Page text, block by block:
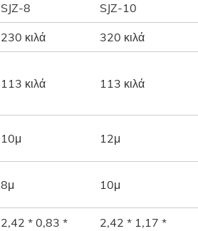
SJZ-8 SJZ-10
230 κιλά 320 κιλά
113 κιλά 113 κιλά
10μ 12μ
8μ 10μ
2,42 * 0,83 *
2,42 * 1,17 *